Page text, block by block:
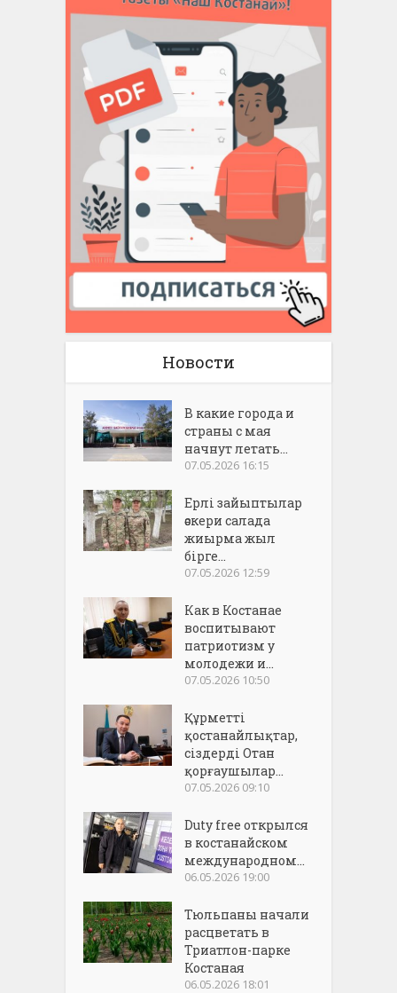
Новости
В какие города и
страны с мая
начнут летать...
07.05.2026 16:15
Ерлі зайыптылар
әскери салада
жиырма жыл
бірге...
07.05.2026 12:59
Как в Костанае
воспитывают
патриотизм у
молодежи и...
07.05.2026 10:50
Құрметті
қостанайлықтар,
сіздерді Отан
қорғаушылар...
07.05.2026 09:10
Duty free открылся
в костанайском
международном...
06.05.2026 19:00
Тюльпаны начали
расцветать в
Триатлон-парке
Костаная
06.05.2026 18:01